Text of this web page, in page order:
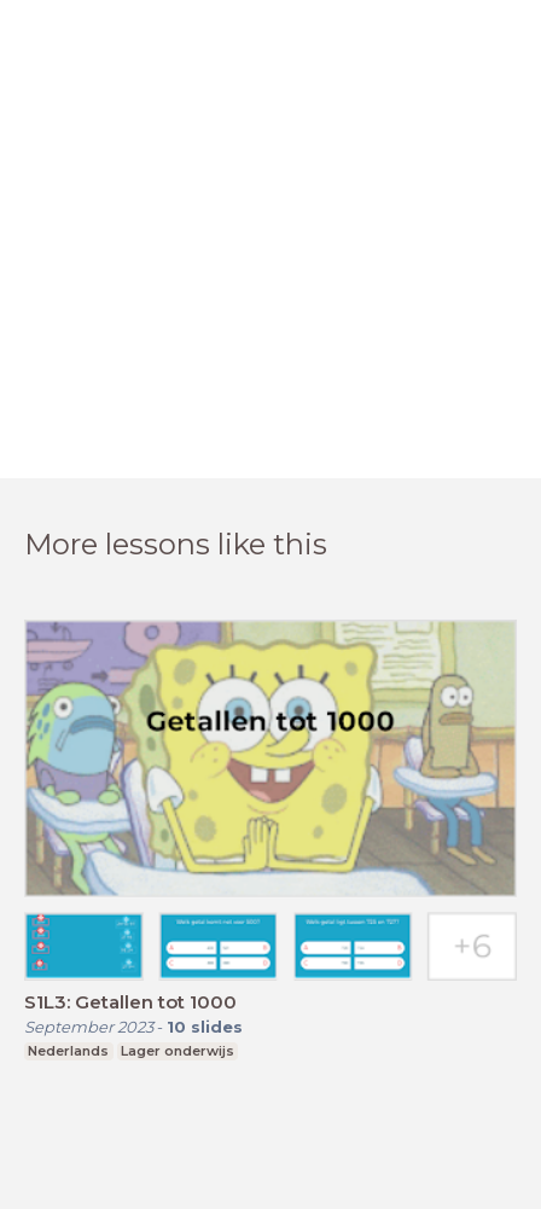
More lessons like this
S1L3: Getallen tot 1000
September 2023- 10 slides
Nederlands Lager onderwijs